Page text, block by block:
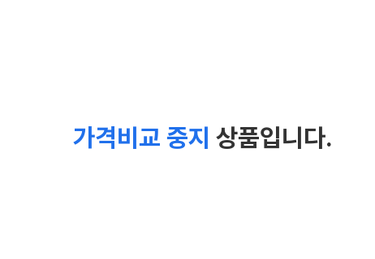
가격비교 중지 상품입니다.